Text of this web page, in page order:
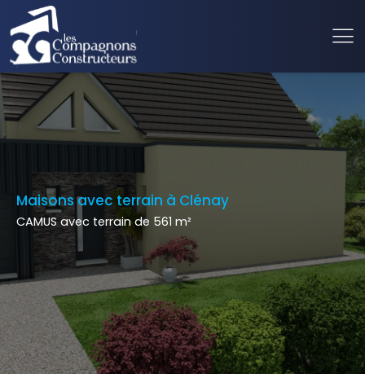
Maisons avec terrain à Clénay
CAMUS avec terrain de 561 m²